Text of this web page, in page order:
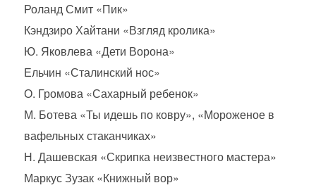
Роланд Смит «Пик»
Кэндзиро Хайтани «Взгляд кролика»
Ю. Яковлева «Дети Ворона»
Ельчин «Сталинский нос»
О. Громова «Сахарный ребенок»
М. Ботева «Ты идешь по ковру», «Мороженое в
вафельных стаканчиках»
Н. Дашевская «Скрипка неизвестного мастера»
Маркус Зузак «Книжный вор»